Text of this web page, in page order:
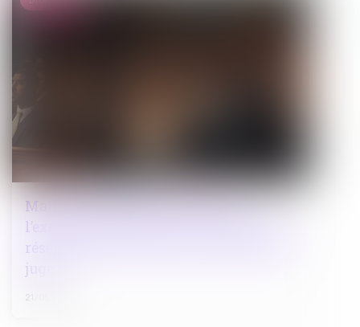
Mandat de dépôt à effet différé :
l’exécution provisoire est validée sous
réserve d’une motivation renforcée du
juge !
21/05/2026